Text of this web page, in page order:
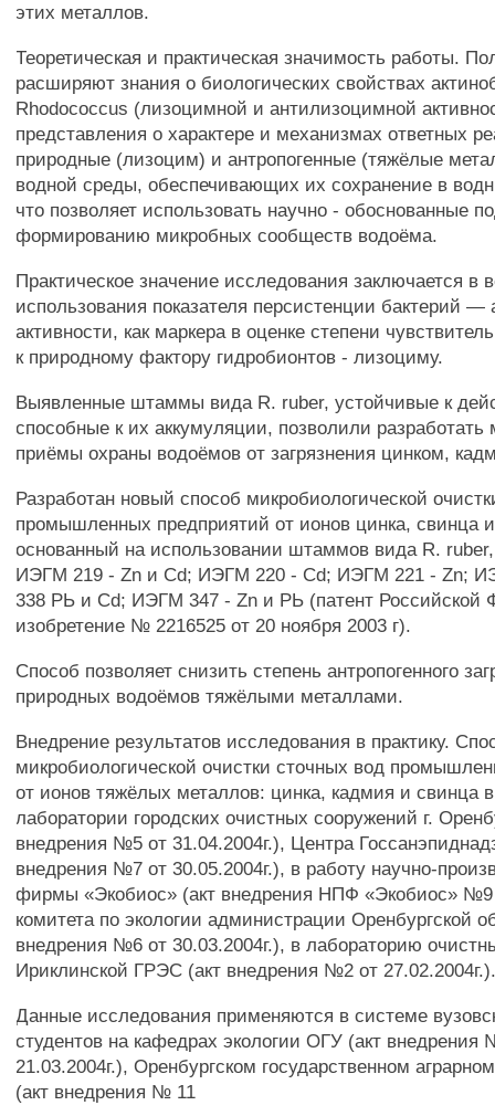
этих металлов.
Теоретическая и практическая значимость работы.
расширяют знания о биологических свойствах
Rhodococcus (лизоцимной и антилизоцимной
представления о характере и механизмах ответных
природные (лизоцим) и антропогенные (тяжёлые
водной среды, обеспечивающих их сохранение в
что позволяет использовать научно - обоснованные
формированию микробных сообществ водоёма.
Практическое значение исследования заключается в
использования показателя персистенции бактерий
активности, как маркера в оценке степени
к природному фактору гидробионтов - лизоциму.
Выявленные штаммы вида R. ruber, устойчивые к
способные к их аккумуляции, позволили разработать
приёмы охраны водоёмов от загрязнения цинком,
Разработан новый способ микробиологической
промышленных предприятий от ионов цинка, свинца
основанный на использовании штаммов вида R.
ИЭГМ 219 - Zn и Cd; ИЭГМ 220 - Cd; ИЭГМ 221 - Zn;
338 РЬ и Cd; ИЭГМ 347 - Zn и РЬ (патент Российской
изобретение № 2216525 от 20 ноября 2003 г).
Способ позволяет снизить степень антропогенного
природных водоёмов тяжёлыми металлами.
Внедрение результатов исследования в практику.
микробиологической очистки сточных вод
от ионов тяжёлых металлов: цинка, кадмия и свинца
лаборатории городских очистных сооружений г.
внедрения №5 от 31.04.2004г.), Центра
внедрения №7 от 30.05.2004г.), в работу научно-
фирмы «Экобиос» (акт внедрения НПФ «Экобиос» №9
комитета по экологии администрации Оренбургской
внедрения №6 от 30.03.2004г.), в лабораторию
Ириклинской ГРЭС (акт внедрения №2 от
Данные исследования применяются в системе
студентов на кафедрах экологии ОГУ (акт внедрения
21.03.2004г.), Оренбургском государственном
(акт внедрения № 11